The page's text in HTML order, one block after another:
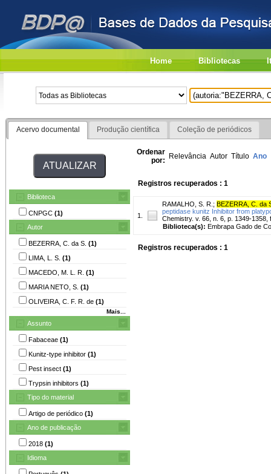
Home Bibliotecas
Acervo documental Produção científica Coleção de periódicos
Biblioteca
CNPGC (1)
Autor
BEZERRA, C. da S. (1)
LIMA, L. S. (1)
MACEDO, M. L. R. (1)
MARIA NETO, S. (1)
OLIVEIRA, C. F. R. de (1)
Mais...
Assunto
Fabaceae (1)
Kunitz-type inhibitor (1)
Pest insect (1)
Trypsin inhibitors (1)
Tipo do material
Artigo de periódico (1)
Ano de publicação
2018 (1)
Idioma
Ordenar
por: Relevância Autor Título Ano
Registros recuperados : 1
1.
RAMALHO, S. R. ; BEZERRA, C. da
peptidase kunitz Inhibitor from
Chemistry. v. 66, n. 6, p. 1349-1358,
Biblioteca(s): Embrapa Gado de
Registros recuperados : 1